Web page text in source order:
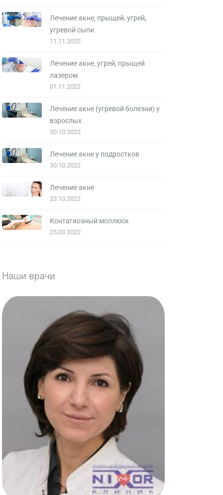
Лечение акне, прыщей, угрей,
угревой сыпи
11.11.2022
Лечение акне, угрей, прыщей
лазером
01.11.2022
Лечение акне (угревой болезни) у
взрослых
30.10.2022
Лечение акне у подростков
30.10.2022
Лечение акне
23.10.2022
Контагиозный моллюск
25.03.2022
Наши врачи